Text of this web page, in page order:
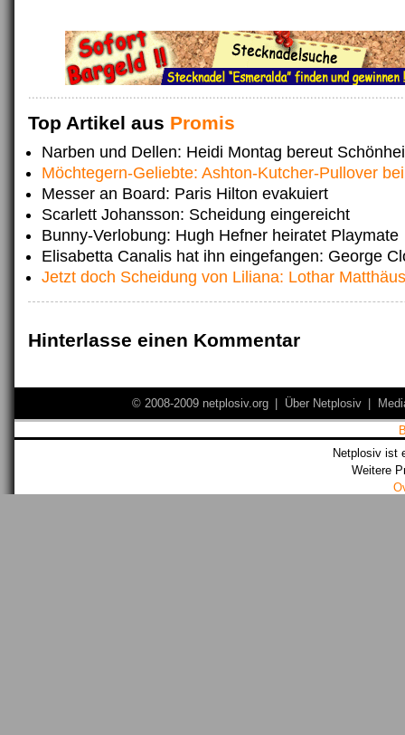
Top Artikel aus Promis
Narben und Dellen: Heidi Montag bereut
Möchtegern-Geliebte: Ashton-Kutcher-Pullover
Messer an Board: Paris Hilton evakuiert
Scarlett Johansson: Scheidung eingereicht
Bunny-Verlobung: Hugh Hefner heiratet Playmate
Elisabetta Canalis hat ihn eingefangen: George
Jetzt doch Scheidung von Liliana: Lothar
Hinterlasse einen Kommentar
© 2008-2009 netplosiv.org Über Netplosiv
Netplosiv ist
Weitere